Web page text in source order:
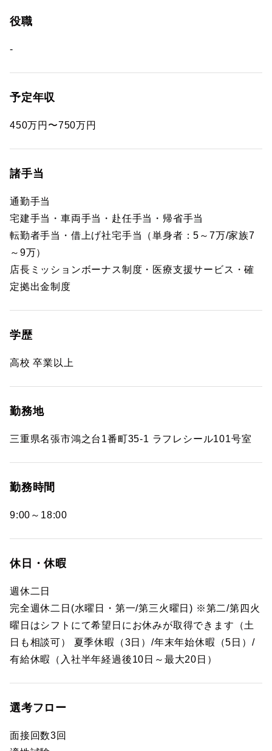
役職
-
予定年収
450万円〜750万円
諸手当
通勤手当
宅建手当・車両手当・赴任手当・帰省手当
転勤者手当・借上げ社宅手当（単身者：5～7万/家族7
～9万）
店長ミッションボーナス制度・医療支援サービス・確
定拠出金制度
学歴
高校 卒業以上
勤務地
三重県名張市鴻之台1番町35-1 ラフレシール101号室
勤務時間
9:00～18:00
休日・休暇
週休二日
完全週休二日(水曜日・第一/第三火曜日) ※第二/第四火
曜日はシフトにて希望日にお休みが取得できます（土
日も相談可） 夏季休暇（3日）/年末年始休暇（5日）/
有給休暇（入社半年経過後10日～最大20日）
選考フロー
面接回数3回